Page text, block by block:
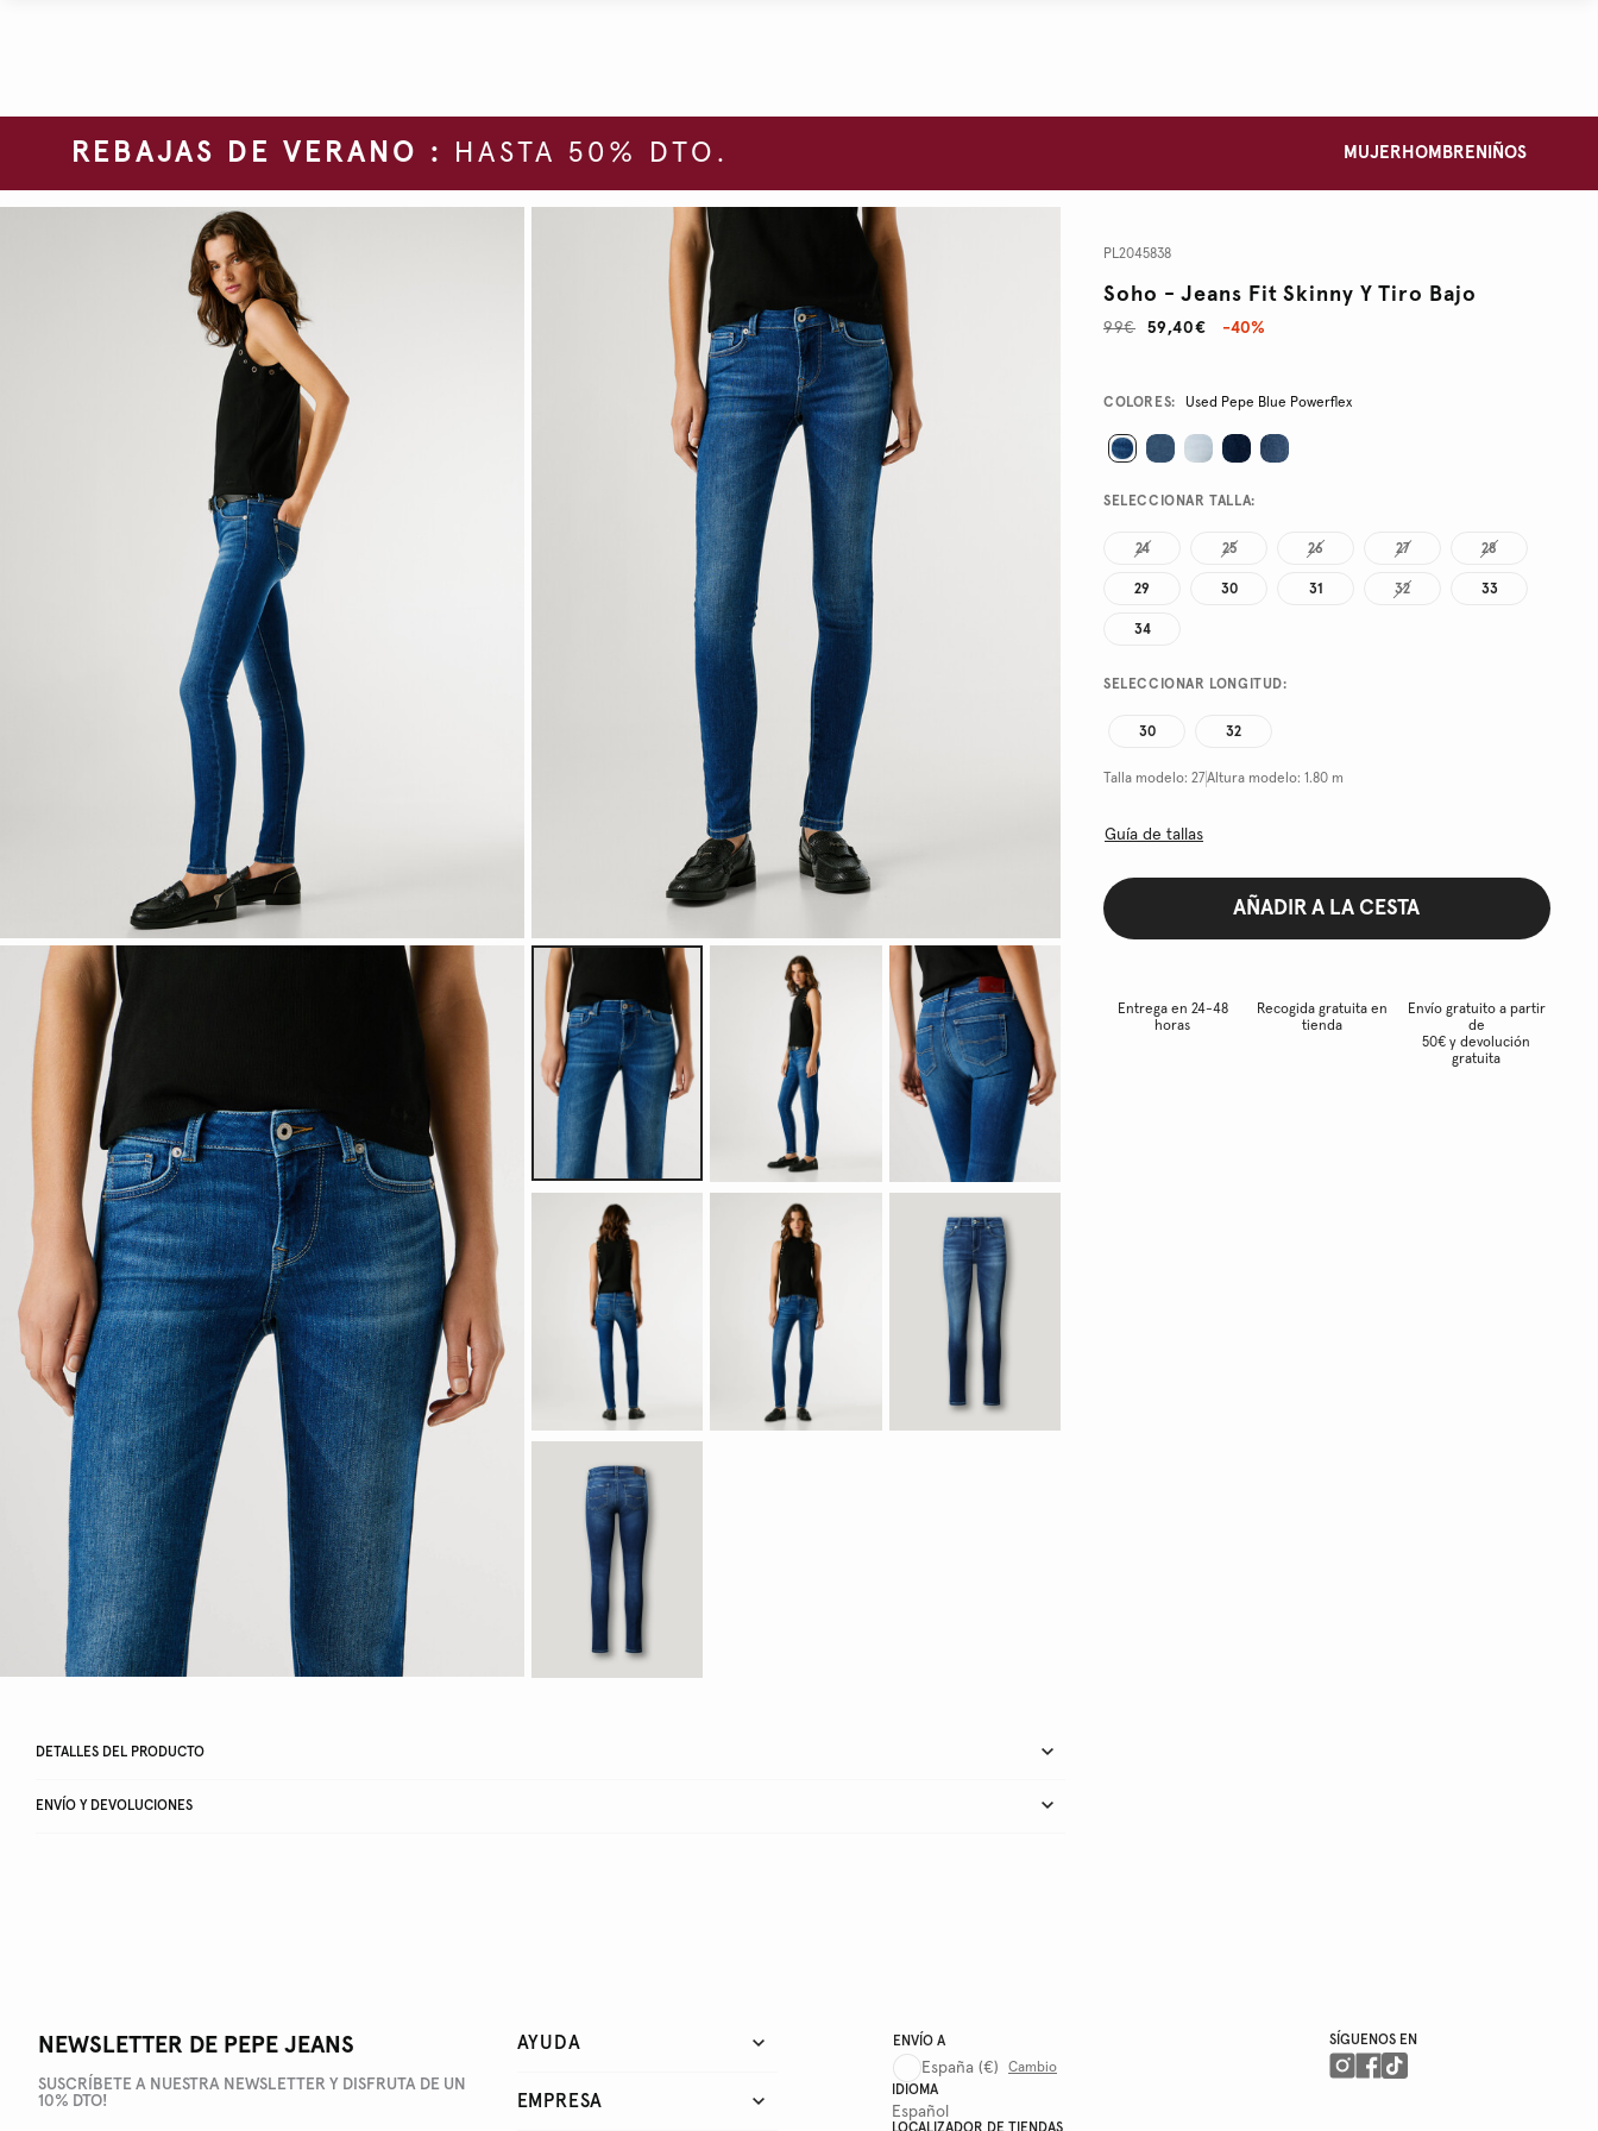
REBAJAS DE VERANO : HASTA 50% DTO. MUJER HOMBRE NIÑOS
PL2045838
Soho - Jeans Fit Skinny Y Tiro Bajo
59,40€
99€ -40%
Promotions
Variations
COLORES: Used Pepe Blue Powerflex
SELECCIONAR TALLA:
24 25 26 27 28
29 30 31 32 33
34
SELECCIONAR LONGITUD:
30 32
Talla modelo: 27Altura modelo: 1.80 m
Guía de tallas
AÑADIR A LA CESTA
Entrega en 24-48
horas
Recogida gratuita en
tienda
Envío gratuito a partir
de
50€ y devolución
gratuita
DETALLES DEL PRODUCTO
ENVÍO Y DEVOLUCIONES
NEWSLETTER DE PEPE JEANS
SUSCRÍBETE A NUESTRA NEWSLETTER Y DISFRUTA DE UN
10% DTO!
AYUDA
EMPRESA
ENVÍO A
España (€)
Cambio
IDIOMA
Español
SÍGUENOS EN